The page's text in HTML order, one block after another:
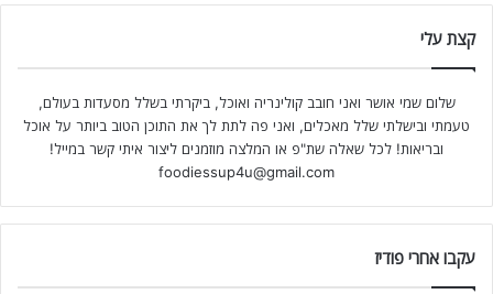
קצת עלי
שלום שמי אושר ואני חובב קולינריה ואוכל, ביקרתי בשלל מסעדות בעולם,
טעמתי ובישלתי שלל מאכלים, ואני פה לתת לך את התוכן הטוב ביותר על אוכל
ובריאות! לכל שאלה שת"פ או המלצה מוזמנים ליצור איתי קשר במייל!
foodiessup4u@gmail.com
עקבו אחרי פודיז